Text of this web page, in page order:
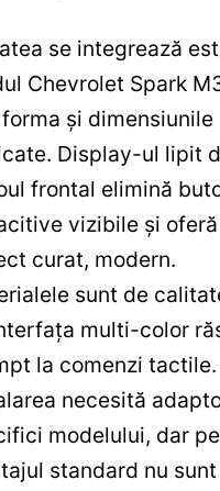
se integrează
Chevrolet Spark
și dimensiunile
Display-ul lipit
frontal elimină
vizibile și oferă
curat, modern.
sunt de
multi-color
la comenzi tactile.
necesită
modelului, dar
standard nu sunt